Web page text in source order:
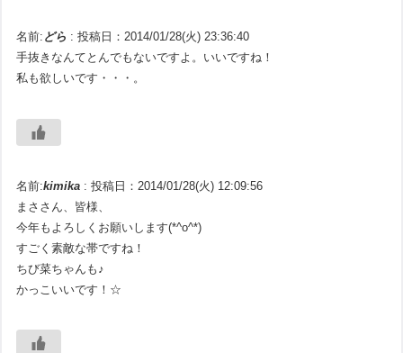
名前: どら : 投稿日：2014/01/28(火) 23:36:40
手抜きなんてとんでもないですよ。いいですね！
私も欲しいです・・・。
名前:kimika : 投稿日：2014/01/28(火) 12:09:56
まささん、皆様、
今年もよろしくお願いします(*^o^*)
すごく素敵な帯ですね！
ちび菜ちゃんも♪
かっこいいです！☆